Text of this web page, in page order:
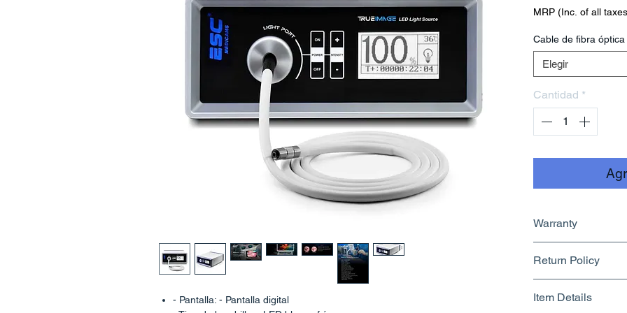
- Pantalla: - Pantalla digital
MRP (Inc. of all
Cable de fibra óptica
Elegir
Cantidad *
Warranty
Return Policy
Know More
Item Details